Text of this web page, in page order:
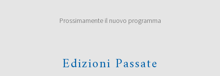
Prossimamente il nuovo programma
Edizioni Passate